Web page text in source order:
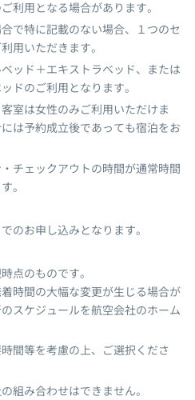
利用となる場合があります。
で特に記載のない場合、１つのセ
用いただきます。
ッド＋エキストラベッド、または
ドのご利用となります。
室は女性のみご利用いただけま
は予約成立後であっても宿泊をお
チェックアウトの時間が通常時間
。
のお申し込みとなります。
点のものです。
時間の大幅な変更が生じる場合が
スケジュールを航空会社のホーム
間等を考慮の上、ご選択くださ
組み合わせはできません。